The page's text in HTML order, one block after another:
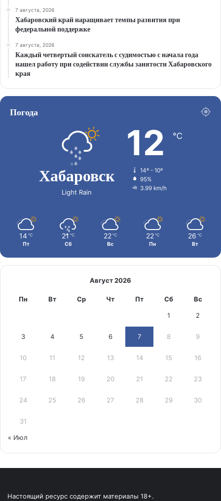
7 августа, 2026
Хабаровский край наращивает темпы развития при
федеральной поддержке
7 августа, 2026
Каждый четвертый соискатель с судимостью с начала года
нашел работу при содействии службы занятости Хабаровского
края
Погода
Хабаровск
Light Rain
12 ℃
14º - 10º
95%
3.99 km/h
14 ℃
Пт
21 ℃
Сб
22 ℃
Вс
22 ℃
Пн
26 ℃
Вт
Август 2026
Пн Вт Ср Чт Пт Сб Вс
1 2
3 4 5 6 7 8 9
10 11 12 13 14 15 16
17 18 19 20 21 22 23
24 25 26 27 28 29 30
31
« Июл
Настоящий ресурс содержит материалы 18+.